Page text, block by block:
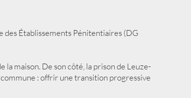
des Établissements Pénitentiaires (DG
maison. De son côté, la prison de Leuze-
: offrir une transition progressive